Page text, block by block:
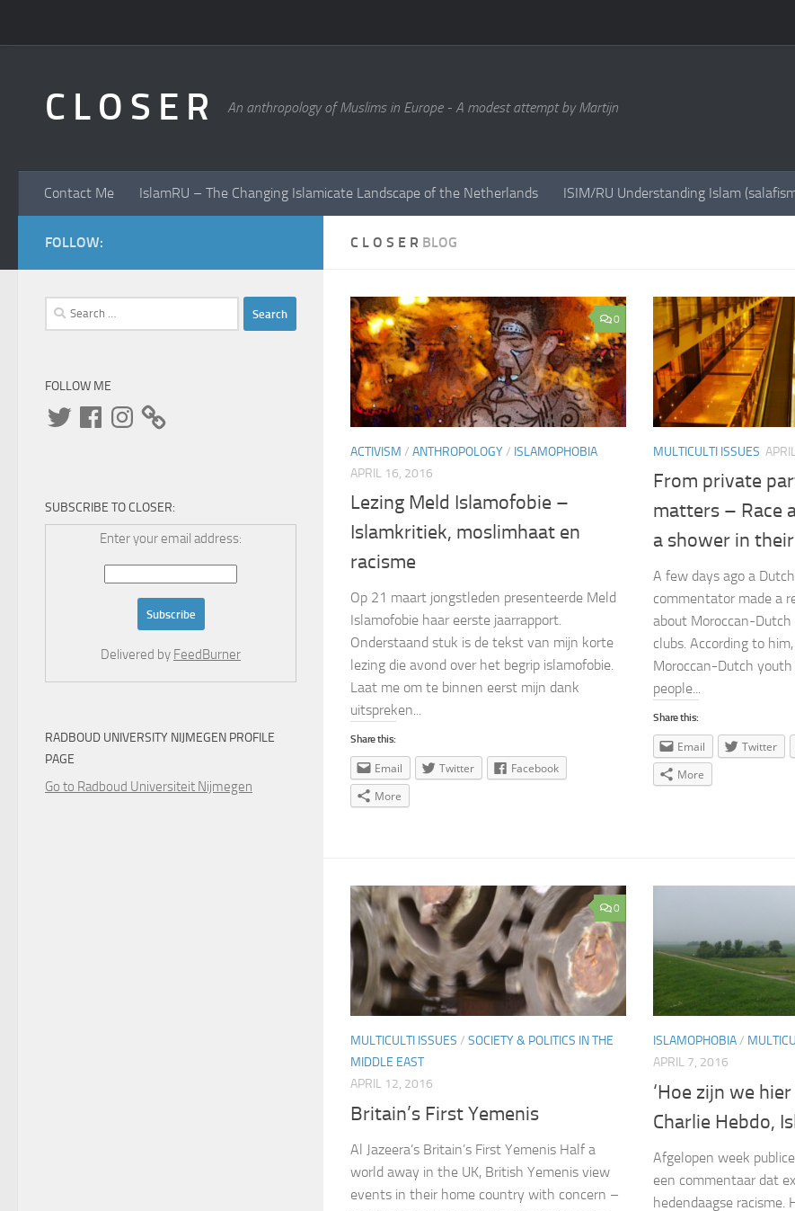
C L O S E R An anthropology of Muslims in Europe - A modest attempt by Martijn
Contact Me IslamRU – The Changing Islamicate Landscape of the Netherlands ISIM/RU Understanding Islam
C L O S E R BLOG
0
ACTIVISM / ANTHROPOLOGY/ ISLAMOPHOBIA
APRIL 16, 2016
Lezing Meld Islamofobie –
Islamkritiek, moslimhaat en
racisme
Op 21 maart jongstleden presenteerde Meld
Islamofobie haar eerste jaarrapport.
Onderstaand stuk is de tekst van mijn korte
lezing die avond over het begrip islamofobie.
Laat me om te binnen eerst mijn dank
uitspreken...
Share this:
Email Twitter
Facebook
More
MULTICULTI ISSUES
From private
matters – Race
a shower in
A few days ago a
commentator made a
about Moroccan-Dutch
clubs. According to
Moroccan-Dutch
people...
Share this:
Email Twitter
More
0
MULTICULTI ISSUES / SOCIETY & POLITICS IN THE
MIDDLE EAST
APRIL 12, 2016
Britain’s First Yemenis
Al Jazeera’s Britain’s First Yemenis Half a
world away in the UK, British Yemenis view
events in their home country with concern –
ISLAMOPHOBIA/
APRIL 7, 2016
‘Hoe zijn we
Charlie Hebdo,
Afgelopen week
een commentaar dat
hedendaagse racisme.
FOLLOW:
Search
for:
FOLLOW ME
TwitterFacebookInstagram
SUBSCRIBE TO CLOSER:
Enter your email address:
Delivered by FeedBurner
RADBOUD UNIVERSITY NIJMEGEN PROFILE
PAGE
Go to Radboud Universiteit Nijmegen